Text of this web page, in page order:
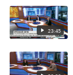
23:45